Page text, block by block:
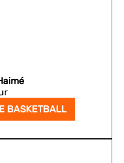
BASKETBALL